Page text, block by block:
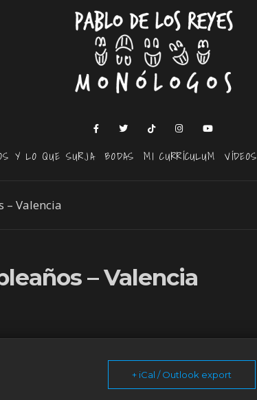
Y LO QUE SURJA BODAS MI CURRÍCULUM VÍDEOS
– Valencia
– Valencia
+ iCal / Outlook export